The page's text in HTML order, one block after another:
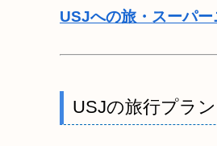
USJへの旅・スーパ
USJの旅行プラン